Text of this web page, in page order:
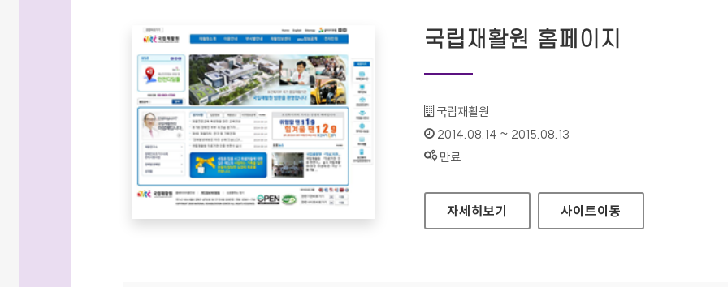
국립재활원 홈페이지
기관명 :
국립재활원
인증기간 :
2014.08.14 ~ 2015.08.13
상태 :
만료
국립재활원 홈페이지
자세히보기 사이트이동